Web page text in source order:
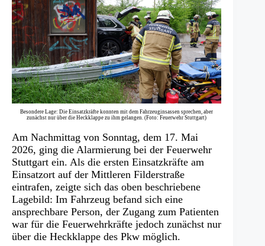
Besondere Lage: Die Einsatzkräfte konnten mit dem Fahrzeuginsassen sprechen, aber
zunächst nur über die Heckklappe zu ihm gelangen. (Foto: Feuerwehr Stuttgart)
Am Nachmittag von Sonntag, dem 17. Mai
2026, ging die Alarmierung bei der Feuerwehr
Stuttgart ein. Als die ersten Einsatzkräfte am
Einsatzort auf der Mittleren Filderstraße
eintrafen, zeigte sich das oben beschriebene
Lagebild: Im Fahrzeug befand sich eine
ansprechbare Person, der Zugang zum Patienten
war für die Feuerwehrkräfte jedoch zunächst nur
über die Heckklappe des Pkw möglich.